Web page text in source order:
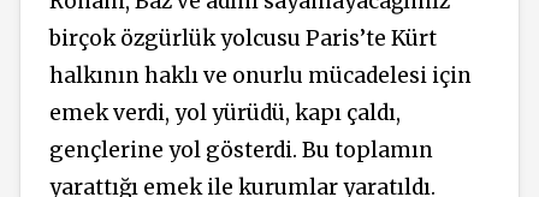
birçok özgürlük yolcusu Paris’te Kürt
halkının haklı ve onurlu mücadelesi için
emek verdi, yol yürüdü, kapı çaldı,
gençlerine yol gösterdi. Bu toplamın
yarattığı emek ile kurumlar yaratıldı.